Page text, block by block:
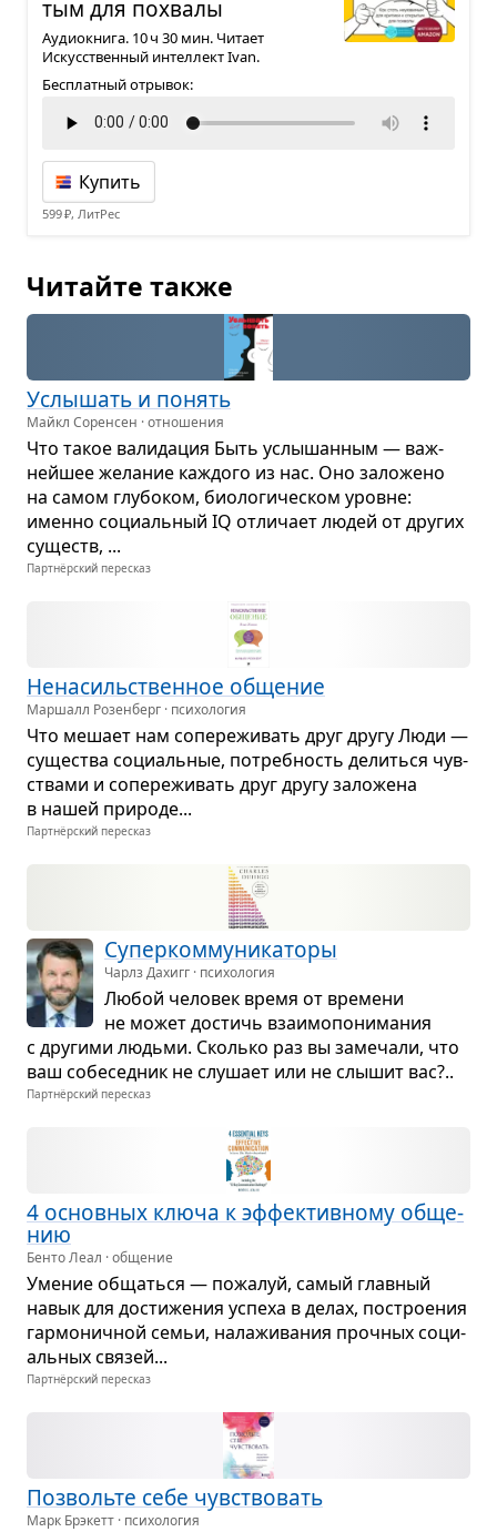
тым для похвалы
Аудиокнига. 10 ч 30 мин. Читает
Искусственный интеллект Ivan.
Бесплатный отрывок:
Купить
599 ₽, ЛитРес
Читайте также
Услы­шать и понять
Майкл Соренсен · отношения
Что такое вали­да­ция Быть услы­шан­ным — важ­
нейшее жела­ние каж­дого из нас. Оно зало­жено
на самом глу­бо­ком, био­ло­ги­че­ском уровне:
именно соци­аль­ный IQ отли­чает людей от дру­гих
существ, ...
Партнёрский пересказ
Нена­силь­ствен­ное обще­ние
Маршалл Розенберг · психология
Что мешает нам сопе­ре­жи­вать друг другу Люди —
суще­ства соци­аль­ные, потреб­ность делиться чув­
ствами и сопе­ре­жи­вать друг другу зало­жена
в нашей при­роде...
Партнёрский пересказ
Супер­ком­му­ни­ка­торы
Чарлз Дахигг · психология
Любой чело­век время от вре­мени
не может достичь вза­и­мо­по­ни­ма­ния
с дру­гими людьми. Сколько раз вы заме­чали, что
ваш собе­сед­ник не слу­шает или не слы­шит вас?..
Партнёрский пересказ
4 основ­ных ключа к эффек­тив­ному обще­
нию
Бенто Леал · общение
Уме­ние общаться — пожа­луй, самый глав­ный
навык для дости­же­ния успеха в делах, постро­е­ния
гар­мо­нич­ной семьи, нала­жи­ва­ния проч­ных соци­
аль­ных свя­зей...
Партнёрский пересказ
Поз­вольте себе чув­ство­вать
Марк Брэкетт · психология